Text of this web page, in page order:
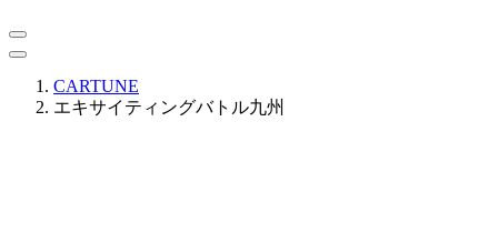
CARTUNE
エキサイティングバトル九州